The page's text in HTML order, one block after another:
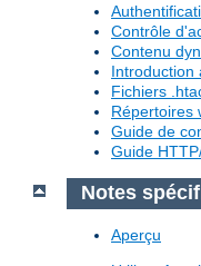
Contrôle
Contenu
Introduction
Fichiers
Répertoires
Guide de
Guide
Notes
Aperçu